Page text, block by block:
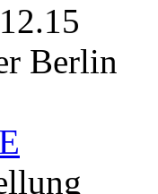
Berlin